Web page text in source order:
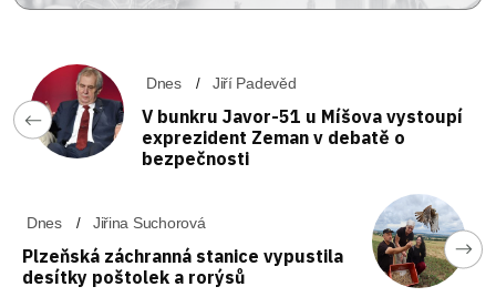
Dnes Jiří Padevěd
V bunkru Javor-51 u Míšova vystoupí
exprezident Zeman v debatě o
bezpečnosti
Dnes Jiřina Suchorová
Plzeňská záchranná stanice vypustila
desítky poštolek a rorýsů